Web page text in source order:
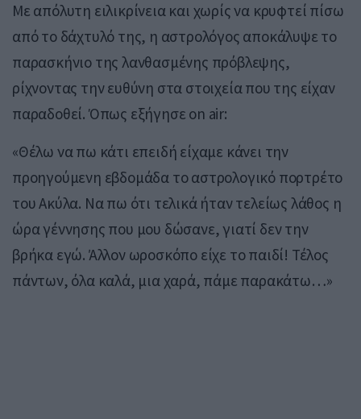
Με απόλυτη ειλικρίνεια και χωρίς να κρυφτεί πίσω
από το δάχτυλό της, η αστρολόγος αποκάλυψε το
παρασκήνιο της λανθασμένης πρόβλεψης,
ρίχνοντας την ευθύνη στα στοιχεία που της είχαν
παραδοθεί. Όπως εξήγησε on air:
«Θέλω να πω κάτι επειδή είχαμε κάνει την
προηγούμενη εβδομάδα το αστρολογικό πορτρέτο
του Ακύλα. Να πω ότι τελικά ήταν τελείως λάθος η
ώρα γέννησης που μου δώσανε, γιατί δεν την
βρήκα εγώ. Άλλον ωροσκόπο είχε το παιδί! Τέλος
πάντων, όλα καλά, μια χαρά, πάμε παρακάτω…»